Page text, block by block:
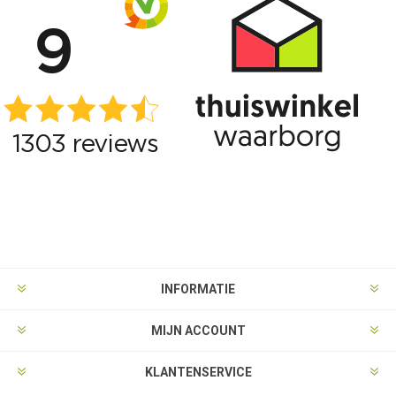
INFORMATIE
MIJN ACCOUNT
KLANTENSERVICE